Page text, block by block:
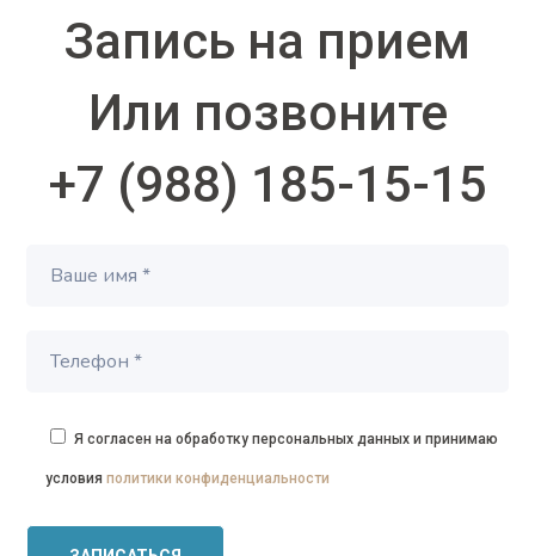
Запись на прием
Или позвоните
+7 (988) 185-15-15
Я согласен на обработку персональных данных и принимаю
условияполитики конфиденциальности